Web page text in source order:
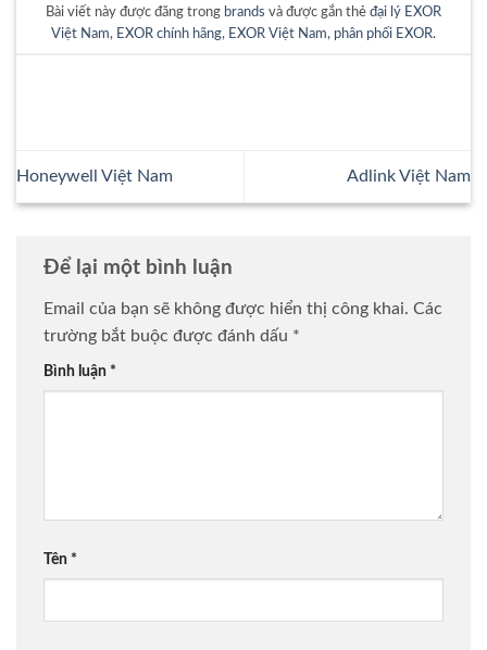
Bài viết này được đăng trong brands và được gắn thẻ đại lý EXOR
Việt Nam, EXOR chính hãng, EXOR Việt Nam, phân phối EXOR.
Honeywell Việt Nam Adlink Việt Nam
Để lại một bình luận
Email của bạn sẽ không được hiển thị công khai. Các
trường bắt buộc được đánh dấu *
Bình luận *
Tên *